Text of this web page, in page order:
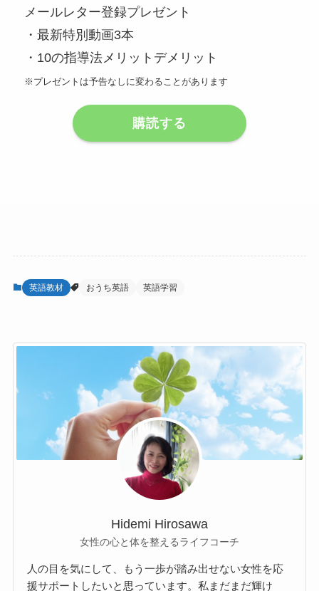
メールレター登録プレゼント
・最新特別動画3本
・10の指導法メリットデメリット
※プレゼントは予告なしに変わることがあります
購読する
英語教材 おうち英語 英語学習
Hidemi Hirosawa
女性の心と体を整えるライフコーチ
人の目を気にして、もう一歩が踏み出せない女性を応
援サポートしたいと思っています。私まだまだ輝け